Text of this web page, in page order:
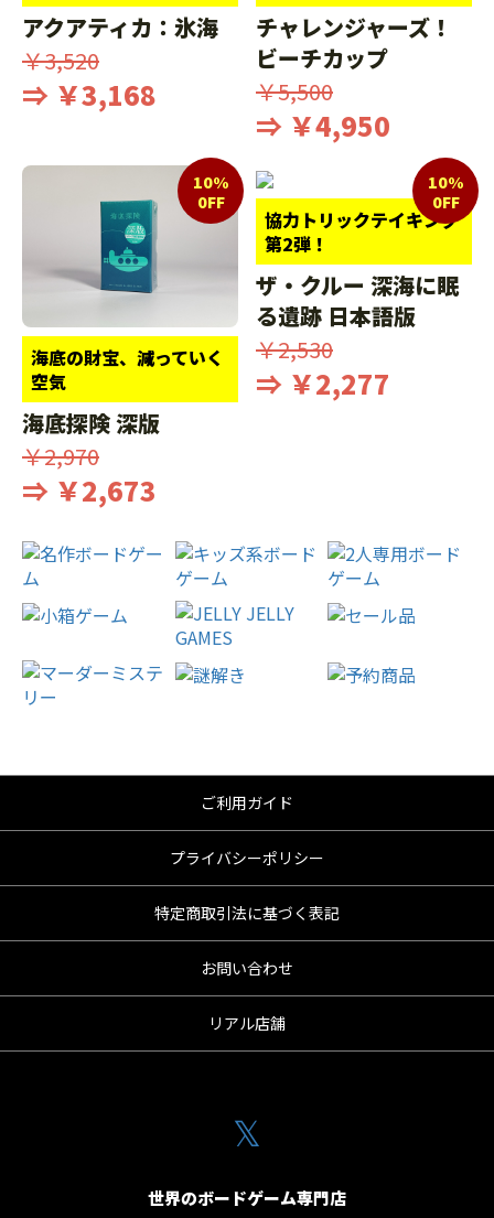
アクアティカ：氷海
￥3,520
⇒ ￥3,168
チャレンジャーズ！
ビーチカップ
￥5,500
⇒ ￥4,950
海底の財宝、減っていく
空気
10%
0FF
海底探険 深版
￥2,970
⇒ ￥2,673
協力トリックテイキング
第2弾！
10%
0FF
ザ・クルー 深海に眠
る遺跡 日本語版
￥2,530
⇒ ￥2,277
ご利用ガイド
プライバシーポリシー
特定商取引法に基づく表記
お問い合わせ
リアル店舗
𝕏
世界のボードゲーム専門店